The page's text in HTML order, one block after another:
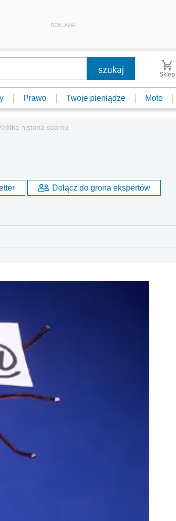
REKLAMA
Sklep
Prawo Twoje pieniądze Moto
historia spamu
Dołącz do grona ekspertów